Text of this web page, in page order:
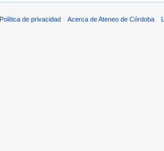
Política de privacidad Acerca de Ateneo de Córdoba